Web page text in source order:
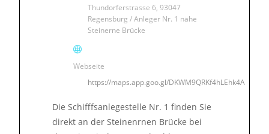
Thundorferstrasse 6, 93047
Regensburg / Anleger Nr. 1 nähe
Steinerne Brücke
Webseite
https://maps.app.goo.gl/DKWM9QRKf4hLEhk4A
Die Schifffsanlegestelle Nr. 1 finden Sie
direkt an der Steinenrnen Brücke bei